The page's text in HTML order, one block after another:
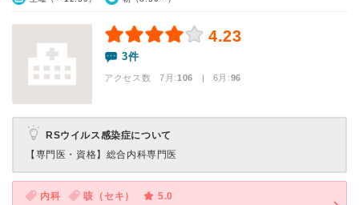
4.23
3件
アクセス数 7月:106 | 6月:96
RSウイルス感染症について
【専門医・資格】 総合内科専門医
内科 咳（セキ）
5.0